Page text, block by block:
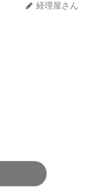
経理屋さん